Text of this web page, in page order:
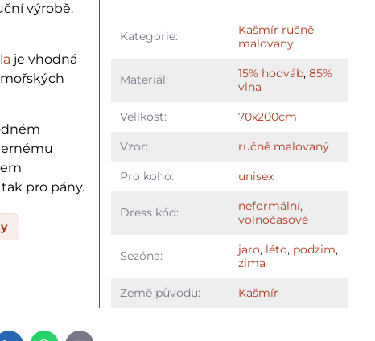
výrobě.
je vhodná
pro pány.
Kategorie:
Kašmír ručně
malovany
Materiál: 15% hodváb, 85%
vlna
Velikost: 70x200cm
Vzor: ručně malovaný
Pro koho: unisex
Dress kód:
neformální,
volnočasové
Sezóna: jaro, léto, podzim,
zima
Země původu: Kašmír